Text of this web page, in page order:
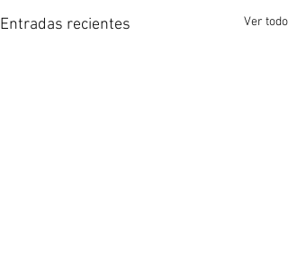
Entradas recientes Ver todo